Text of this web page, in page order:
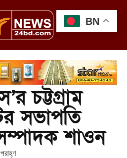
চট্টগ্রাম
সভাপতি
শাওন
BN